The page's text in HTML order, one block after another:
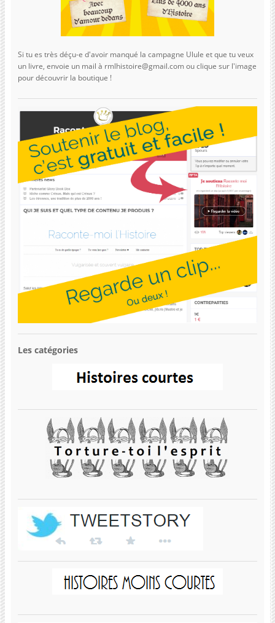
Si tu es très déçu-e d'avoir manqué la campagne Ulule et que tu veux
un livre, envoie un mail à rmlhistoire@gmail.com ou clique sur l'image
pour découvrir la boutique !
Les catégories